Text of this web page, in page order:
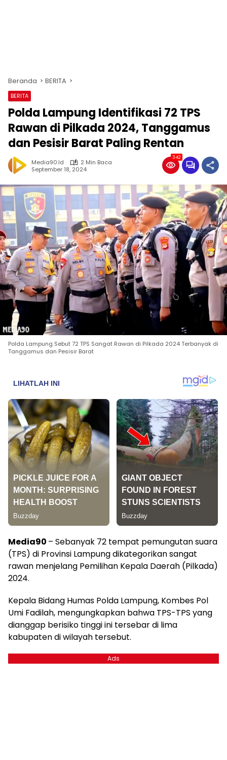
Beranda BERITA
BERITA
Polda Lampung Identifikasi 72 TPS
Rawan di Pilkada 2024, Tanggamus
dan Pesisir Barat Paling Rentan
Media90.id
2 Min Baca
September 18, 2024
342
Polda Lampung Sebut 72 TPS Sangat Rawan di Pilkada 2024 Terbanyak di
Tanggamus dan Pesisir Barat
Media90 – Sebanyak 72 tempat pemungutan suara
(TPS) di Provinsi Lampung dikategorikan sangat
rawan menjelang Pemilihan Kepala Daerah (Pilkada)
2024.
Kepala Bidang Humas Polda Lampung, Kombes Pol
Umi Fadilah, mengungkapkan bahwa TPS-TPS yang
dianggap berisiko tinggi ini tersebar di lima
kabupaten di wilayah tersebut.
Ads